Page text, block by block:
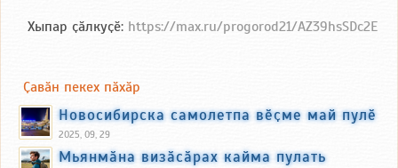
Хыпар ҫӑлкуҫӗ: https://max.ru/progorod21/AZ39hsSDc2E
Ҫавӑн пекех пӑхӑр
Новосибирска самолетпа вӗҫме май пулӗ
2025, 09, 29
Мьянмӑна визӑсӑрах кайма пулать